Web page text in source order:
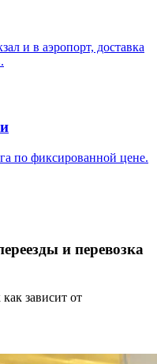
и в аэропорт, доставка
по фиксированной цене.
и перевозка
зависит от